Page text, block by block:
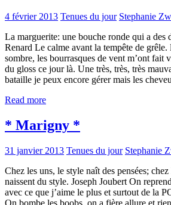
4 février 2013 Tenues du jour Stephanie
La marguerite: une bouche ronde qui a des
Renard Le calme avant la tempête de
sombre, les bourrasques de vent m’ont fait
du gloss ce jour là. Une très, très, très
bataille je peux encore gérer mais les
Read more
* Marigny *
31 janvier 2013 Tenues du jour Stephanie
Chez les uns, le style naît des pensées; chez
naissent du style. Joseph Joubert On
avec ce que j’aime le plus et surtout de la